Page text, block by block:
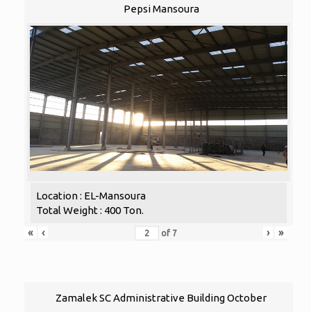
Pepsi Mansoura
Location : EL-Mansoura
Total Weight : 400 Ton.
«
‹ of 7 › »
Zamalek SC Administrative Building October